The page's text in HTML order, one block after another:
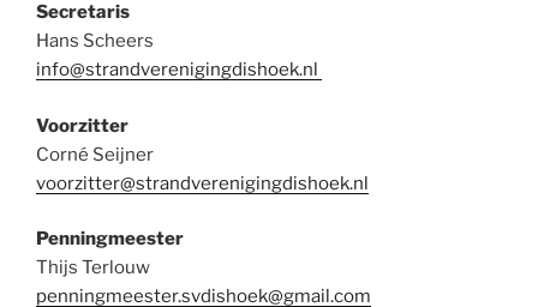
Secretaris
Hans Scheers
info@strandverenigingdishoek.nl
Voorzitter
Corné Seijner
voorzitter@strandverenigingdishoek.nl
Penningmeester
Thijs Terlouw
penningmeester.svdishoek@gmail.com